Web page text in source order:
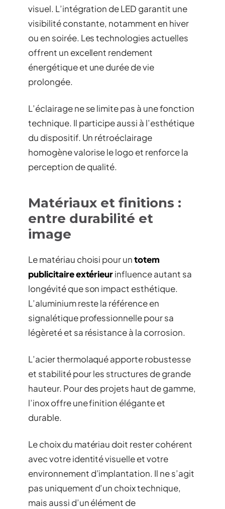
visuel. L’intégration de LED garantit une
visibilité constante, notamment en hiver
ou en soirée. Les technologies actuelles
offrent un excellent rendement
énergétique et une durée de vie
prolongée.
L’éclairage ne se limite pas à une fonction
technique. Il participe aussi à l’esthétique
du dispositif. Un rétroéclairage
homogène valorise le logo et renforce la
perception de qualité.
Matériaux et finitions :
entre durabilité et
image
Le matériau choisi pour untotem
publicitaire extérieurinfluence autant sa
longévité que son impact esthétique.
L’aluminium reste la référence en
signalétique professionnelle pour sa
légèreté et sa résistance à la corrosion.
L’acier thermolaqué apporte robustesse
et stabilité pour les structures de grande
hauteur. Pour des projets haut de gamme,
l’inox offre une finition élégante et
durable.
Le choix du matériau doit rester cohérent
avec votre identité visuelle et votre
environnement d’implantation. Il ne s’agit
pas uniquement d’un choix technique,
mais aussi d’un élément de